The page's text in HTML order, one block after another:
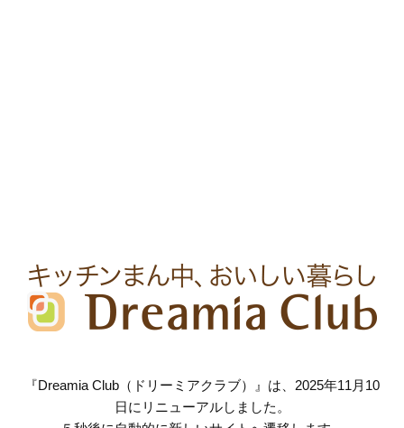
『Dreamia Club（ドリーミアクラブ）』は、2025年11月10
日にリニューアルしました。